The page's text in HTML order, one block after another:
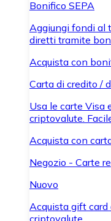
Bonifico SEPA
Aggiungi fondi al
diretti tramite
Acquista con
Carta di credito /
Usa le carte Visa
criptovalute.
Acquista con
Negozio - Carte
Nuovo
Acquista gift
criptovalute.